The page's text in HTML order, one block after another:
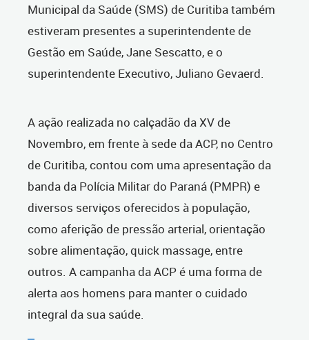
Municipal da Saúde (SMS) de Curitiba também
estiveram presentes a superintendente de
Gestão em Saúde, Jane Sescatto, e o
superintendente Executivo, Juliano Gevaerd.
A ação realizada no calçadão da XV de
Novembro, em frente à sede da ACP, no Centro
de Curitiba, contou com uma apresentação da
banda da Polícia Militar do Paraná (PMPR) e
diversos serviços oferecidos à população,
como aferição de pressão arterial, orientação
sobre alimentação, quick massage, entre
outros. A campanha da ACP é uma forma de
alerta aos homens para manter o cuidado
integral da sua saúde.